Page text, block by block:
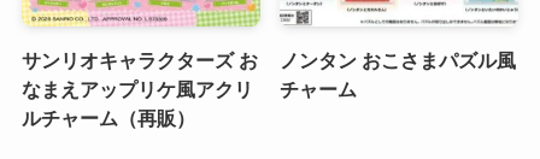
サンリオキャラクターズ お
なまえアップリケ風アクリ
ルチャーム（再販）
ノンタン おこさまパズル風
チャーム